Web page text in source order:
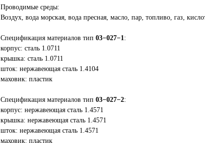
Проводимые среды:
Воздух, вода морская, вода пресная, масло, пар, топливо, газ,
Спецификация материалов тип 03−027−1:
корпус: сталь 1.0711
крышка: сталь 1.0711
шток: нержавеющая сталь 1.4104
маховик: пластик
Спецификация материалов тип 03−027−2:
корпус: нержавеющая сталь 1.4571
крышка: нержавеющая сталь 1.4571
шток: нержавеющая сталь 1.4571
маховик: пластик